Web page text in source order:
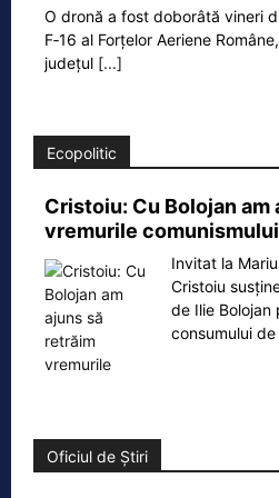
O dronă a fost doborâtă vineri
F‑16 al Forțelor Aeriene
județul [...]
Ecopolitic
Cristoiu: Cu Bolojan am
vremurile
Invitat la
Cristoiu
de Ilie Bolojan
consumului
Oficiul de Știri